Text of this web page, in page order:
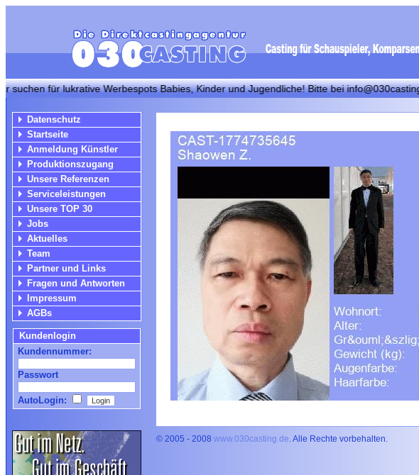
für lukrative Werbespots Babies, Kinder und Jugendliche! Bitte bei info@030casting mit
Datenschutz
Startseite
Anmeldung Künstler
Produktionszugang
Unsere Referenzen
Serviceleistungen
Unsere TOP 30
Jobs
Aktuelles
Team
Partner und Links
Fragen und Antworten
Impressum
AGBs
Kundenlogin
Kundennummer:
Passwort
AutoLogin:
© 2005 - 2008 www.030casting.de. Alle Rechte vorbehalten.